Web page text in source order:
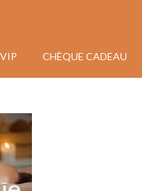
CHÈQUE CADEAU